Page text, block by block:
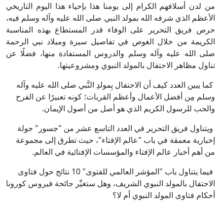
لدن أسلافهم الكرام إلى يومنا هذا بإحياء هذا اليوم التاريخي
الذي شرفه الله بمولد النبي صلى الله عليه وآله وسلم فيه،
فريق التحرير على الوفاء قدر المستطاع بهذه المناسبة
من خلال الغوص في تفاصيل سيرة وميلاد نبي الرحمة
الله عليه وآله وسلم والدروس المستفادة منها، فضلًا عن
مظاهر الاحتفال بالمولد النبوي ومشروعيتها.
يبين العدد كيف أن الاحتفال بِمولدِ النَّبي صلى الله عليه وآله
مِن أفضل الأعمال وأعظم القربات؛ كونه تعبيرًا عن الفرح
للرسول الكريم الذي هو أصل من أصول الإيمان.
فريق التحرير في العدد التاسع عشر من "جسور" جولة
معمقة في باب "عالم الإفتاء"، حيث تطرق إلى مجموعة
أهم أخبار عالم الإفتاء والمؤسسات الإفتائية في العالم.
فيما يتناول باب "المؤشر العالمي للفتوى" 10 نتائج حول فتاوى
بالمولد النبوي الشريف، وهل ستغيِّر جائحة فيروس كورونا
فتاوى المولد النبوي أم لا؟